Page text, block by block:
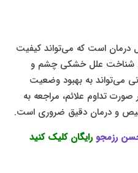
است که می‌تواند کیفیت
شناخت علل خشکی چشم و
می‌تواند به بهبود وضعیت
تداوم علائم، مراجعه به
و درمان دقیق ضروری است.
رزمجورایگان کلیک کنید